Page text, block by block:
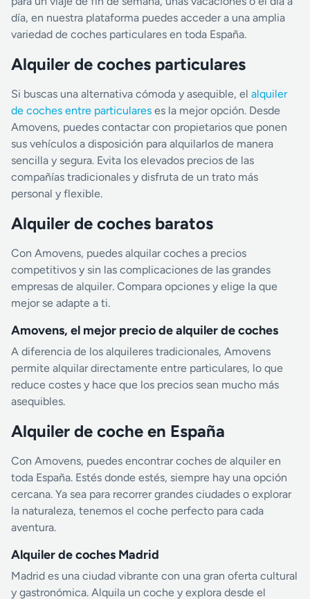
día, en nuestra plataforma puedes acceder a una amplia
variedad de coches particulares en toda España.
Alquiler de coches particulares
Si buscas una alternativa cómoda y asequible, el alquiler
de coches entre particulares es la mejor opción. Desde
Amovens, puedes contactar con propietarios que ponen
sus vehículos a disposición para alquilarlos de manera
sencilla y segura. Evita los elevados precios de las
compañías tradicionales y disfruta de un trato más
personal y flexible.
Alquiler de coches baratos
Con Amovens, puedes alquilar coches a precios
competitivos y sin las complicaciones de las grandes
empresas de alquiler. Compara opciones y elige la que
mejor se adapte a ti.
Amovens, el mejor precio de alquiler de coches
A diferencia de los alquileres tradicionales, Amovens
permite alquilar directamente entre particulares, lo que
reduce costes y hace que los precios sean mucho más
asequibles.
Alquiler de coche en España
Con Amovens, puedes encontrar coches de alquiler en
toda España. Estés donde estés, siempre hay una opción
cercana. Ya sea para recorrer grandes ciudades o explorar
la naturaleza, tenemos el coche perfecto para cada
aventura.
Alquiler de coches Madrid
Madrid es una ciudad vibrante con una gran oferta cultural
y gastronómica. Alquila un coche y explora desde el